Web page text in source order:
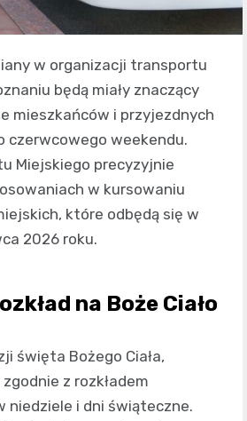
w organizacji transportu
będą miały znaczący
mieszkańców i przyjezdnych
czerwcowego weekendu.
Miejskiego precyzyjnie
w kursowaniu
które odbędą się w
2026 roku.
na Boże Ciało
święta Bożego Ciała,
z rozkładem
niedziele i dni świąteczne.